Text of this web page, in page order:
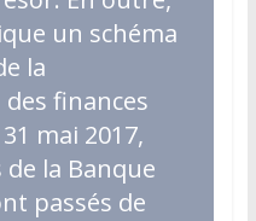
un schéma
la
finances
mai 2017,
la Banque
passés de